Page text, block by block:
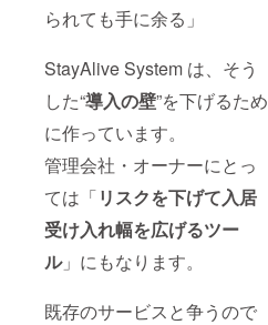
られても手に余る」
StayAlive System は、そう
した“導入の壁”を下げるため
に作っています。
管理会社・オーナーにとっ
ては「リスクを下げて入居
受け入れ幅を広げるツー
ル」にもなります。
既存のサービスと争うので